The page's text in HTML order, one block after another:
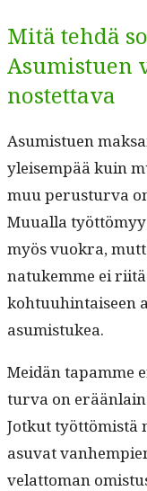
Mitä tehdä
Asumistuen
nostettava
Asum­istuen
yleisem­pää kuin
muu perus­tur­va
Muual­la
myös vuokra,
natukemme ei
kohtu­uhin­taiseen
asumistukea.
Mei­dän tapamme
tur­va on
Jotkut työt­tömistä
asu­vat
velat­toman